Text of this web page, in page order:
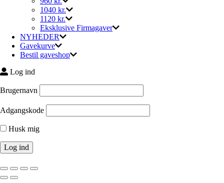
1040 kr.
1120 kr.
Eksklusive Firmagaver
NYHEDER
Gavekurve
Bestil gaveshop
Log ind
Brugernavn
Adgangskode
Husk mig